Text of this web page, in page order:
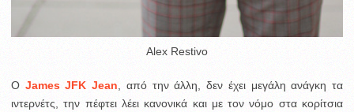
Alex Restivo
O James JFK Jean , από την άλλη, δεν έχει μεγάλη ανάγκη τα
ιντερνέτς, την πέφτει λέει κανονικά και με τον νόμο στα κορίτσια